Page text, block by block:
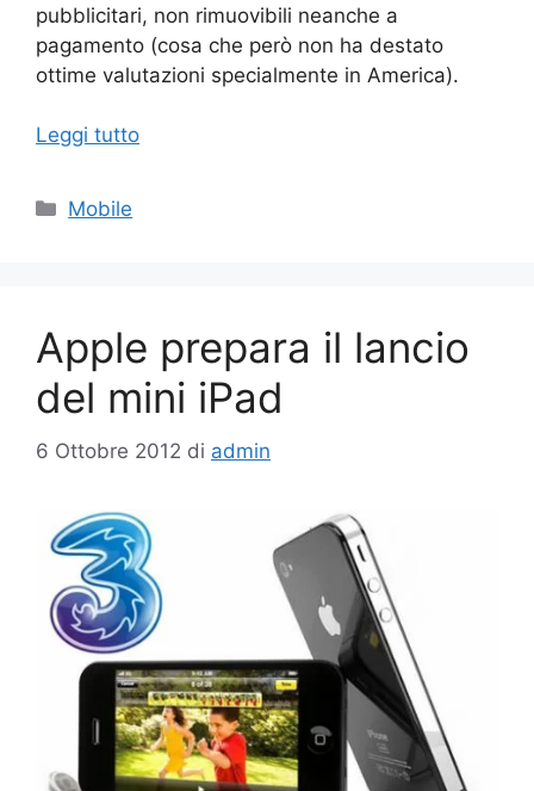
pubblicitari, non rimuovibili neanche a
pagamento (cosa che però non ha destato
ottime valutazioni specialmente in America).
Leggi tutto
Categorie
Mobile
Apple prepara il lancio
del mini iPad
6 Ottobre 2012 di admin